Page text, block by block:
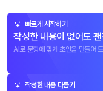
빠르게 시작하기
작성한 내용이 없어도
AI로 문항에 맞게 초안을 만들어
작성한 내용 다듬기